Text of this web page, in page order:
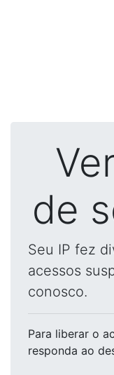
de
Seu IP fez
acessos
conosco.
Para liberar o
responda ao